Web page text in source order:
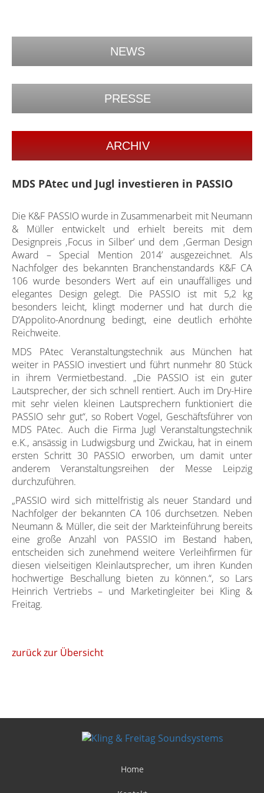
NEWS
PRESSE
ARCHIV
MDS PAtec und Jugl investieren in PASSIO
Die K&F PASSIO wurde in Zusammenarbeit mit Neumann
& Müller entwickelt und erhielt bereits mit dem
Designpreis ‚Focus in Silber’ und dem ‚German Design
Award – Special Mention 2014’ ausgezeichnet. Als
Nachfolger des bekannten Branchenstandards K&F CA
106 wurde besonders Wert auf ein unauffälliges und
elegantes Design gelegt. Die PASSIO ist mit 5,2 kg
besonders leicht, klingt moderner und hat durch die
D’Appolito-Anordnung bedingt, eine deutlich erhöhte
Reichweite.
MDS PAtec Veranstaltungstechnik aus München hat
weiter in PASSIO investiert und führt nunmehr 80 Stück
in ihrem Vermietbestand. „Die PASSIO ist ein guter
Lautsprecher, der sich schnell rentiert. Auch im Dry-Hire
mit sehr vielen kleinen Lautsprechern funktioniert die
PASSIO sehr gut“, so Robert Vogel, Geschäftsführer von
MDS PAtec. Auch die Firma Jugl Veranstaltungstechnik
e.K., ansässig in Ludwigsburg und Zwickau, hat in einem
ersten Schritt 30 PASSIO erworben, um damit unter
anderem Veranstaltungsreihen der Messe Leipzig
durchzuführen.
„PASSIO wird sich mittelfristig als neuer Standard und
Nachfolger der bekannten CA 106 durchsetzen. Neben
Neumann & Müller, die seit der Markteinführung bereits
eine große Anzahl von PASSIO im Bestand haben,
entscheiden sich zunehmend weitere Verleihfirmen für
diesen vielseitigen Kleinlautsprecher, um ihren Kunden
hochwertige Beschallung bieten zu können.“, so Lars
Heinrich Vertriebs – und Marketingleiter bei Kling &
Freitag.
zurück zur Übersicht
Home